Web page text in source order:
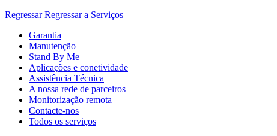
Regressar Regressar a Serviços
Garantia
Manutenção
Stand By Me
Aplicações e conetividade
Assistência Técnica
A nossa rede de parceiros
Monitorização remota
Contacte-nos
Todos os serviços